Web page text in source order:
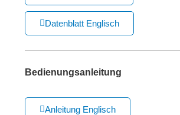
Datenblatt Englisch
Bedienungsanleitung
Anleitung Englisch